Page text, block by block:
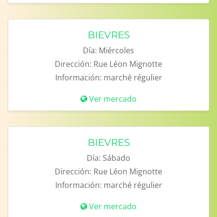
BIEVRES
Día: Miércoles
Dirección: Rue Léon Mignotte
Información: marché régulier
Ver mercado
BIEVRES
Día: Sábado
Dirección: Rue Léon Mignotte
Información: marché régulier
Ver mercado